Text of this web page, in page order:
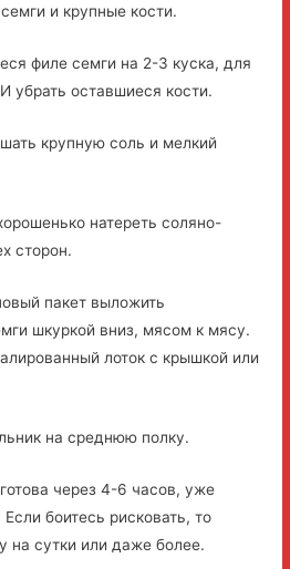
и крупные кости.
филе семги на 2-3 куска, для
убрать оставшиеся кости.
крупную соль и мелкий
натереть соляно-
сторон.
пакет выложить
шкуркой вниз, мясом к мясу.
лоток с крышкой или
на среднюю полку.
через 4-6 часов, уже
боитесь рисковать, то
на сутки или даже более.